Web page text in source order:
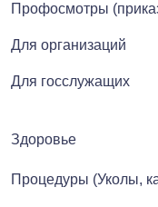
Профосмотры
Для организаций
Для госслужащих
Здоровье
Процедуры (Уколы,